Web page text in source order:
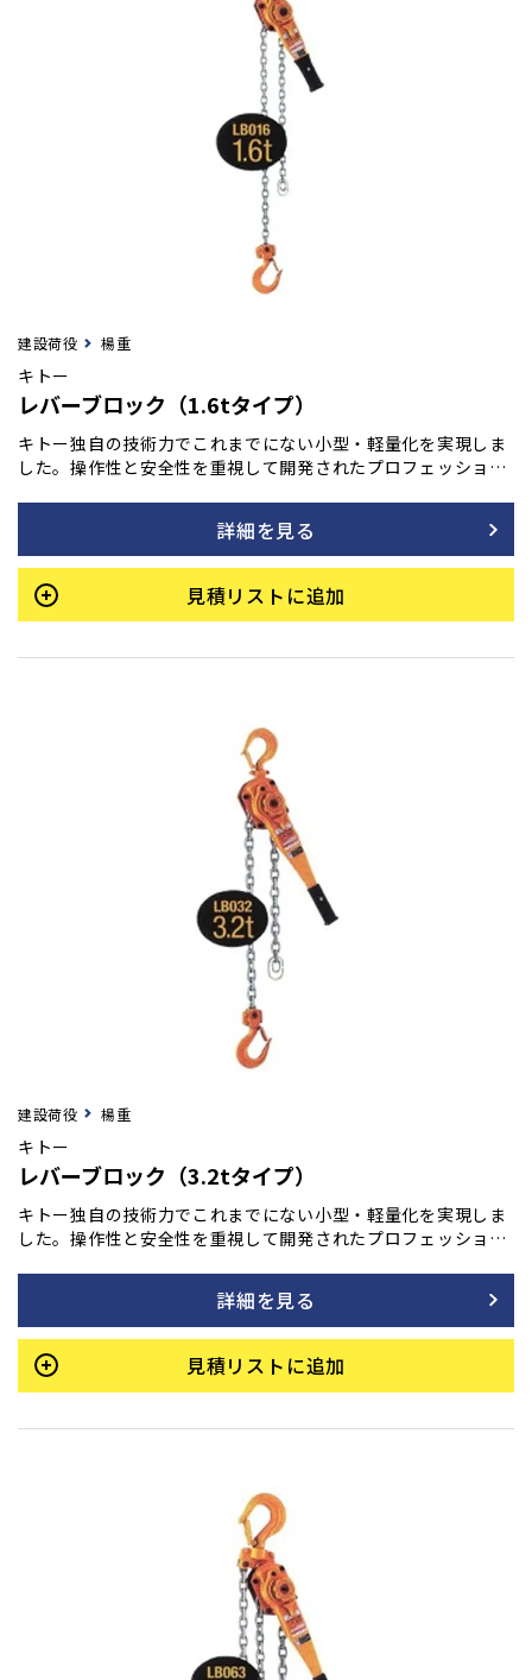
建設荷役 楊重
キトー
レバーブロック（1.6tタイプ）
キトー独自の技術力でこれまでにない小型・軽量化を実現しま
した。操作性と安全性を重視して開発されたプロフェッショナ
詳細を見る
見積リストに追加
建設荷役 楊重
キトー
レバーブロック（3.2tタイプ）
キトー独自の技術力でこれまでにない小型・軽量化を実現しま
した。操作性と安全性を重視して開発されたプロフェッショナ
詳細を見る
見積リストに追加